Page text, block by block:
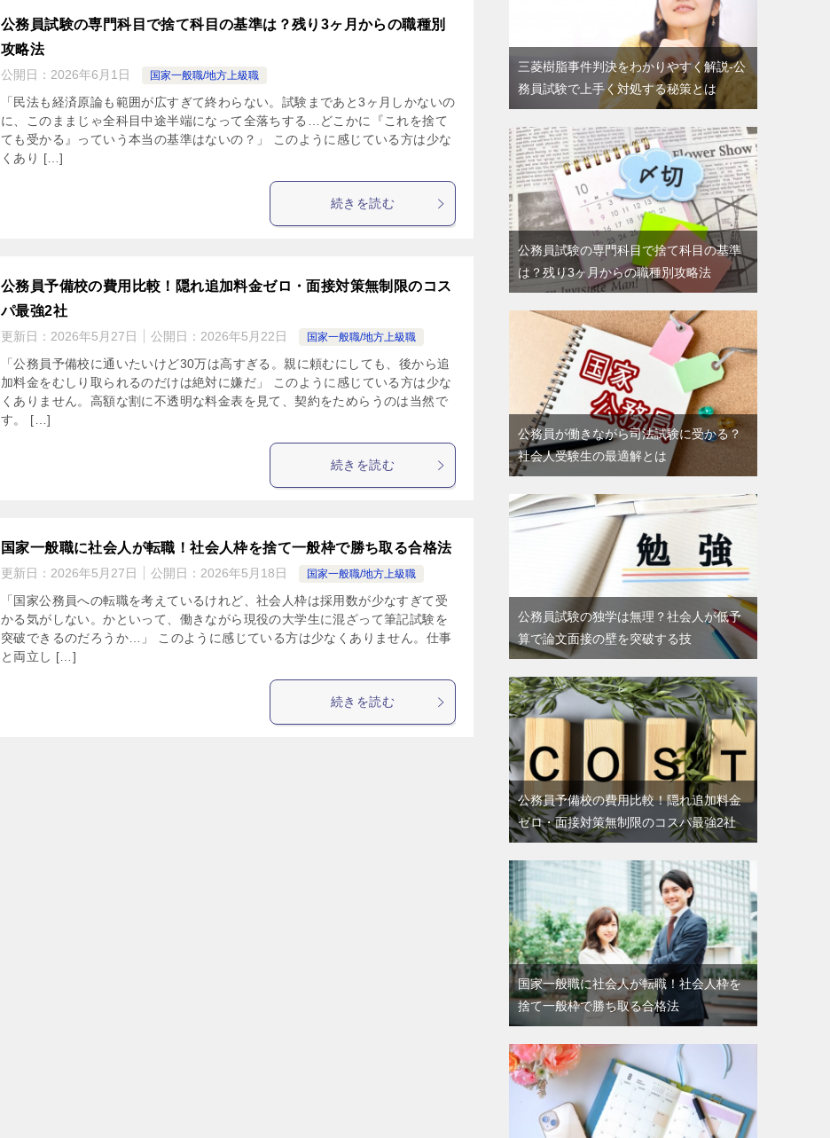
公務員試験の専門科目で捨て科目の基準は？残り3ヶ月からの職種別
攻略法
公開日： 2026年6月1日 国家一般職/地方上級職
「民法も経済原論も範囲が広すぎて終わらない。試験まであと3ヶ月しかないの
に、このままじゃ全科目中途半端になって全落ちする…どこかに『これを捨て
ても受かる』っていう本当の基準はないの？」 このように感じている方は少な
くあり […]
続きを読む
公務員予備校の費用比較！隠れ追加料金ゼロ・面接対策無制限のコス
パ最強2社
更新日： 2026年5月27日 公開日： 2026年5月22日 国家一般職/地方上級職
「公務員予備校に通いたいけど30万は高すぎる。親に頼むにしても、後から追
加料金をむしり取られるのだけは絶対に嫌だ」 このように感じている方は少な
くありません。高額な割に不透明な料金表を見て、契約をためらうのは当然で
す。 […]
続きを読む
国家一般職に社会人が転職！社会人枠を捨て一般枠で勝ち取る合格法
更新日： 2026年5月27日 公開日： 2026年5月18日 国家一般職/地方上級職
「国家公務員への転職を考えているけれど、社会人枠は採用数が少なすぎて受
かる気がしない。かといって、働きながら現役の大学生に混ざって筆記試験を
突破できるのだろうか…」 このように感じている方は少なくありません。仕事
と両立し […]
続きを読む
三菱樹脂事件判決をわかりやすく解説-公
務員試験で上手く対処する秘策とは
公務員試験の専門科目で捨て科目の基準
は？残り3ヶ月からの職種別攻略法
公務員が働きながら司法試験に受かる？
社会人受験生の最適解とは
公務員試験の独学は無理？社会人が低予
算で論文面接の壁を突破する技
公務員予備校の費用比較！隠れ追加料金
ゼロ・面接対策無制限のコスパ最強2社
国家一般職に社会人が転職！社会人枠を
捨て一般枠で勝ち取る合格法